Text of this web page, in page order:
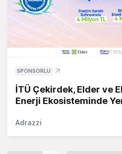
SPONSORLU
İTÜ Çekirdek, Elder ve
Enerji Ekosisteminde
Adrazzi